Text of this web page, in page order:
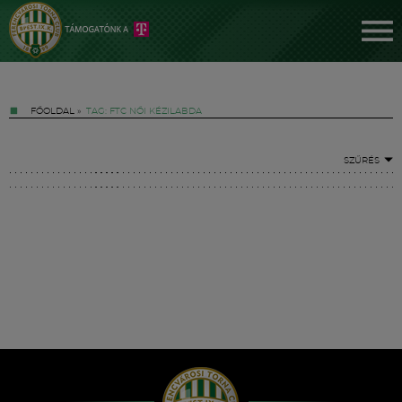
FŐOLDAL » TAG: FTC NŐI KÉZILABDA
SZŰRÉS
Hírek